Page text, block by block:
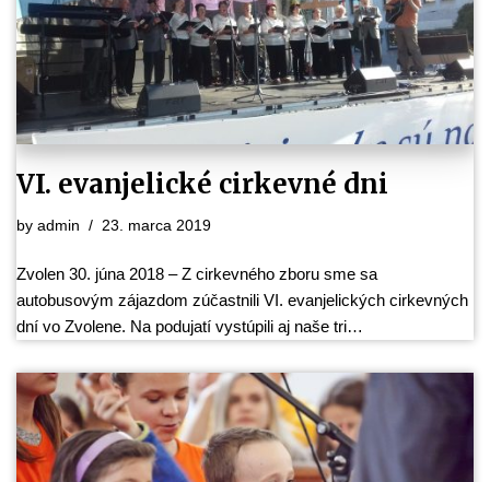
VI. evanjelické cirkevné dni
by admin 23. marca 2019
Zvolen 30. júna 2018 – Z cirkevného zboru sme sa
autobusovým zájazdom zúčastnili VI. evanjelických cirkevných
dní vo Zvolene. Na podujatí vystúpili aj naše tri…